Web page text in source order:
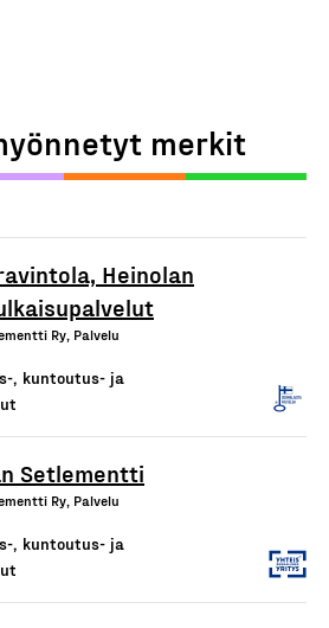
merkit
Heinolan
Ry, Palvelu
, kuntoutus- ja
Setlementti
Ry, Palvelu
, kuntoutus- ja